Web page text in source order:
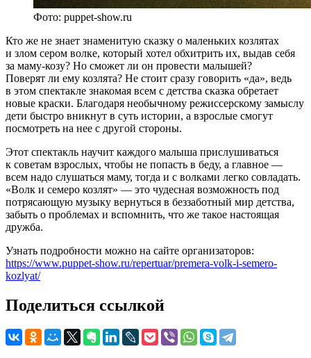
Фото: puppet-show.ru
Кто же не знает знаменитую сказку о маленьких козлятах
и злом сером волке, который хотел обхитрить их, выдав себя
за маму-козу? Но сможет ли он провести малышей?
Поверят ли ему козлята? Не стоит сразу говорить «да», ведь
в этом спектакле знакомая всем с детства сказка обретает
новые краски. Благодаря необычному режиссерскому замыслу
дети быстро вникнут в суть истории, а взрослые смогут
посмотреть на нее с другой стороны.
Этот спектакль научит каждого малыша прислушиваться
к советам взрослых, чтобы не попасть в беду, а главное —
всем надо слушаться маму, тогда и с волками легко совладать.
«Волк и семеро козлят» — это чудесная возможность под
потрясающую музыку вернуться в беззаботный мир детства,
забыть о проблемах и вспомнить, что же такое настоящая
дружба.
Узнать подробности можно на сайте организаторов:
https://www.puppet-show.ru/repertuar/premera-volk-i-semero-
kozlyat/
Поделиться ссылкой